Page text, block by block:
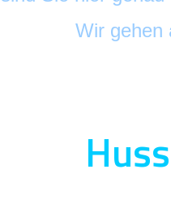
Wir gehen